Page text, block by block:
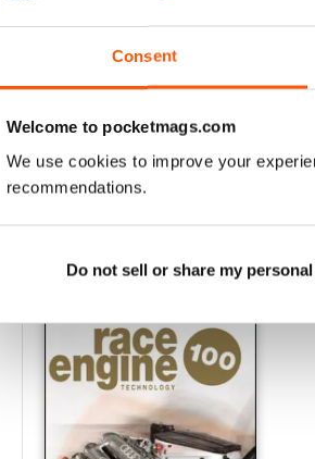
Consent
Welcome to pocketmags.com
We use cookies to improve your
recommendations.
Do not sell or share my
162 Dec-Jan 161
SPECIAL EDITIONS